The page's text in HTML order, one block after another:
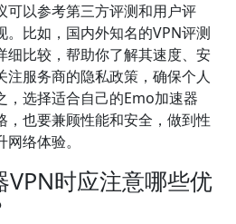
可以参考第三方评测和用户评
。比如，国内外知名的VPN评测
细比较，帮助你了解其速度、安
注服务商的隐私政策，确保个人
，选择适合自己的Emo加速器
，也要兼顾性能和安全，做到性
络体验。
时应注意哪些优